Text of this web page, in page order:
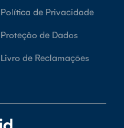
Política de Privacidade
Proteção de Dados
Livro de Reclamações